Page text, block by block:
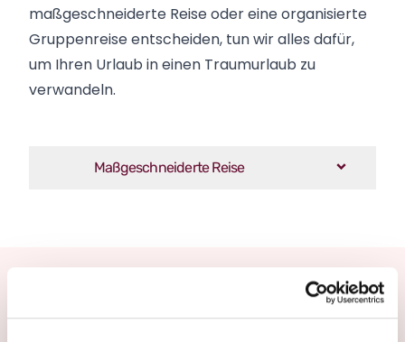
maßgeschneiderte Reise oder eine organisierte
Gruppenreise entscheiden, tun wir alles dafür,
um Ihren Urlaub in einen Traumurlaub zu
verwandeln.
Maßgeschneiderte Reise
Weitere Reiseziele